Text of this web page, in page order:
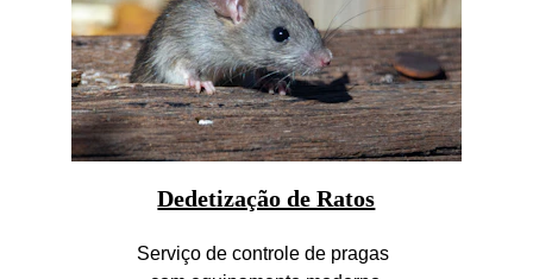
Dedetização de Ratos
Serviço de controle de pragas